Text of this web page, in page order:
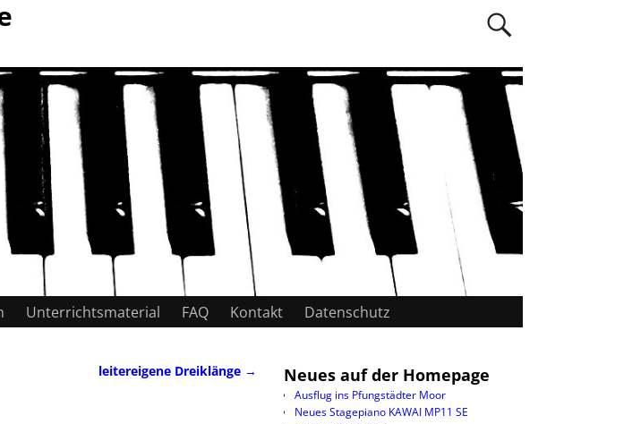
Unterrichtsmaterial FAQ Kontakt Datenschutz
leitereigene Dreiklänge → Neues auf der Homepage
Ausflug ins Pfungstädter Moor
Neues Stagepiano KAWAI MP11 SE